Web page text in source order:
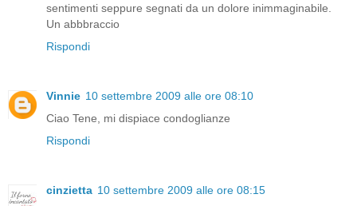
sentimenti seppure segnati da un dolore inimmaginabile.
Un abbbraccio
Rispondi
Vinnie 10 settembre 2009 alle ore 08:10
Ciao Tene, mi dispiace condoglianze
Rispondi
cinzietta 10 settembre 2009 alle ore 08:15